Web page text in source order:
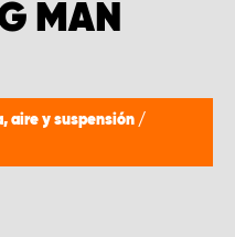
MAN
aire y suspensión /